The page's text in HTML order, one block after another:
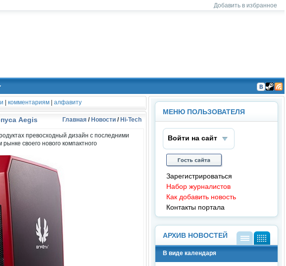
Добавить в избранное
Чт
ен
S
На
ша
а в
На
ша
а в
комментариям алфавиту
Главная / Новости / Hi-Tech
Aegis
превосходный дизайн с последними
своего нового компактного
МЕНЮ ПОЛЬЗОВАТЕЛЯ
Войти на сайт
Зарегистрироваться
Набор журналистов
Как добавить новость
Контакты портала
АРХИВ НОВОСТЕЙ
В
кален
В
списк
В виде календаря